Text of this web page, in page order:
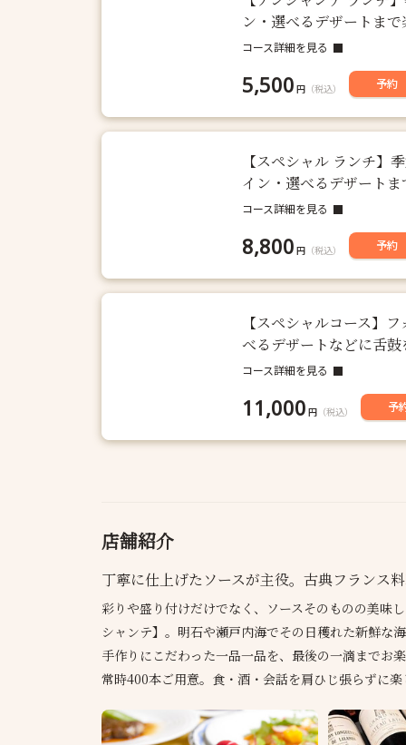
ン・選べるデザートま
コース詳細を見る
5,500 円 （税込） 予約
【スペシャル ランチ】
イン・選べるデザート
コース詳細を見る
8,800 円 （税込） 予約
【スペシャルコース】
べるデザートなどに舌
コース詳細を見る
11,000 円 （税込） 予
店舗紹介
丁寧に仕上げたソースが主役。古典フランス
彩りや盛り付けだけでなく、ソースそのものの美味
シャンテ】。明石や瀬戸内海でその日穫れた新鮮な
手作りにこだわった一品一品を、最後の一滴までお
常時400本ご用意。食・酒・会話を肩ひじ張らずに